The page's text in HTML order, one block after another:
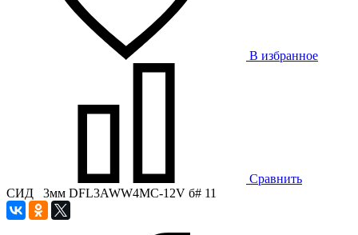
В избранное
Сравнить
СИД 3мм DFL3AWW4MC-12V б# 11